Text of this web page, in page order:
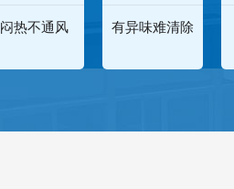
闷热不通风 有异味难清除